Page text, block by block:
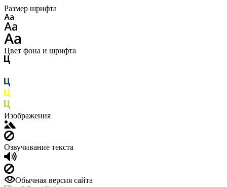
Размер шрифта
Цвет фона и шрифта
Изображения
Озвучивание текста
Обычная версия сайта